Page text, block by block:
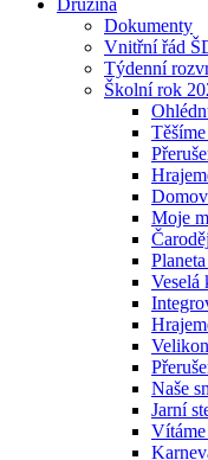
Družina
Dokumenty
Vnitřní řád
Týdenní
Školní rok
Moje
Veselá
Naše
Jarní